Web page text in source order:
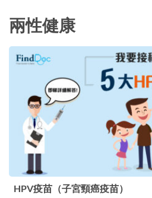
兩性健康
HPV疫苗（子宮頸癌疫苗）